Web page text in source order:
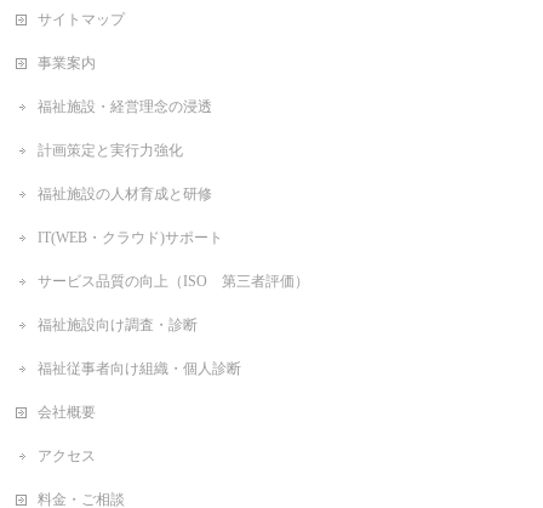
サイトマップ
事業案内
福祉施設・経営理念の浸透
計画策定と実行力強化
福祉施設の人材育成と研修
IT(WEB・クラウド)サポート
サービス品質の向上（ISO 第三者評価）
福祉施設向け調査・診断
福祉従事者向け組織・個人診断
会社概要
アクセス
料金・ご相談